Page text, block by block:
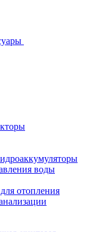
воды
отопления